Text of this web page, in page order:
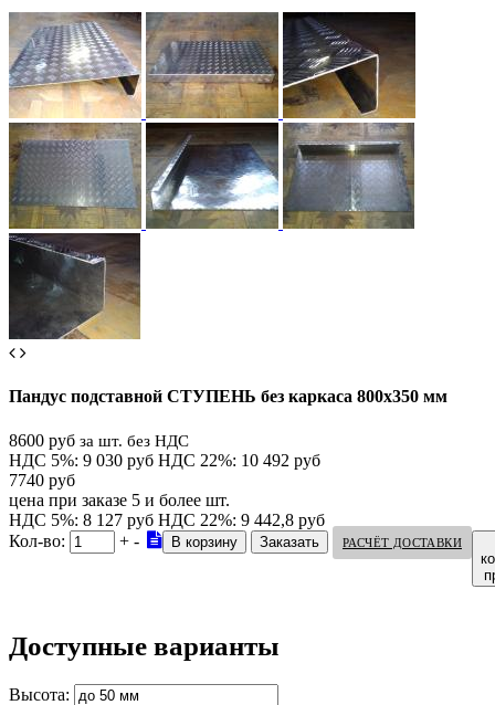
Пандус подставной СТУПЕНЬ без каркаса 800х350 мм
8600 руб за шт. без НДС
НДС 5%: 9 030 руб НДС 22%: 10 492 руб
7740 руб
цена при заказе 5 и более шт.
НДС 5%: 8 127 руб НДС 22%: 9 442,8 руб
Кол-во:
+ - РАСЧЁТ ДОСТАВКИ
Доступные варианты
Высота: